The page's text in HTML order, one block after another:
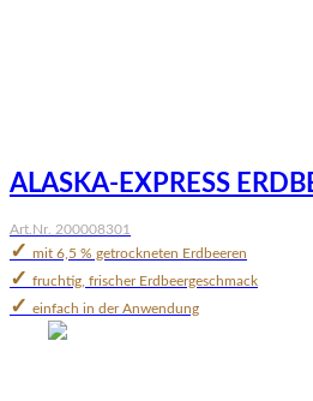
ALASKA-EXPRESS
Art.Nr. 200008301
✓ mit 6,5 % getrockneten Erdbeeren
✓ fruchtig, frischer Erdbeergeschmack
✓ einfach in der Anwendung